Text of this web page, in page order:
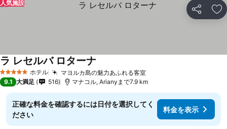
シェア お
人気施設
5 ホテルのランク
ホテル マヨルカ島の魅力あふれる客室料金を表示
ラ レセルバ ロターナ
9.1 大満足 516 マナコル, Arianyまで7.9 km
正確な料金を確認するには日付を選択してく
ださい
料金を表示